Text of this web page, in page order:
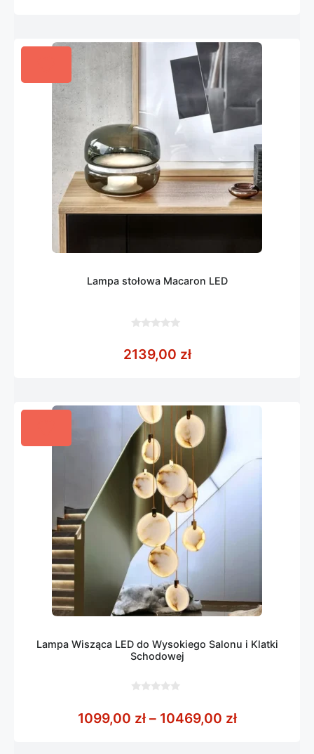
Lampa stołowa Macaron LED
5
2139,00 zł
Lampa Wisząca LED do Wysokiego Salonu i Klatki
Schodowej
5
1099,00 zł – 10469,00 złZakres